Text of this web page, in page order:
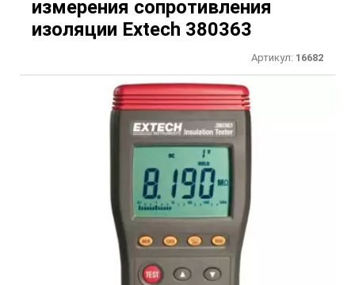
измерения сопротивления
изоляции Extech 380363
Артикул: 16682